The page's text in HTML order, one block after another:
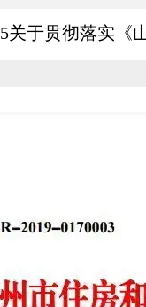
关于贯彻落实